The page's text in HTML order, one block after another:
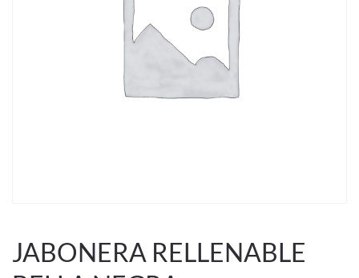
JABONERA RELLENABLE